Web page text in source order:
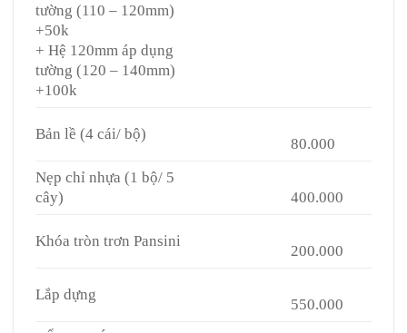
tường (110 – 120mm)
+50k
+ Hệ 120mm áp dụng
tường (120 – 140mm)
+100k
Bản lề (4 cái/ bộ)
80.000
Nẹp chỉ nhựa (1 bộ/ 5
cây)
400.000
Khóa tròn trơn Pansini
200.000
Lắp dựng
550.000